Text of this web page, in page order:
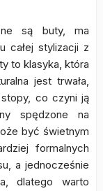
są buty, ma
całej stylizacji z
to klasyka, która
jest trwała,
co czyni ją
spędzone na
być świetnym
formalnych
a jednocześnie
dlatego warto